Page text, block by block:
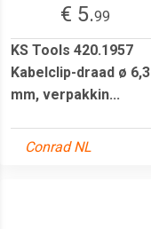
€ 5.99
KS Tools 420.1957
Kabelclip-draad ø 6,3
mm, verpakkin...
Conrad NL